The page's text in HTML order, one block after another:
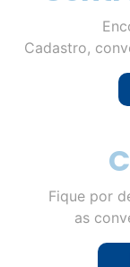
Com datas
Black Friday
comércio de
vendas e
importantes
grande
ampliarem o